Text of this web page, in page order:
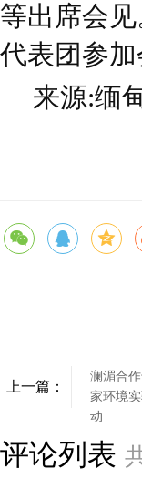
等出席会
代表团参加
来源:缅
上一篇：
澜湄合
家环境
动
评论列表